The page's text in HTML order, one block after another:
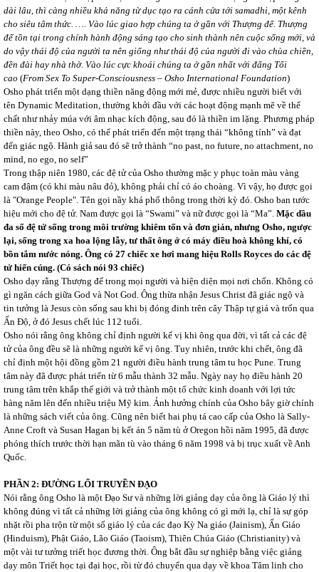
dài lâu, thì càng nhiều khả năng từ dục tạo ra cánh cửa tới samadhi, một kênh
cho siêu tâm thức. …. Vào lúc giao hợp chúng ta ở gần với Thượng đế. Thượng
đế tồn tại trong chính hành động sáng tạo cho sinh thành nên cuộc sống mới, và
do vậy thái độ của người ta nên giống như thái độ của người đi vào chùa chiền,
đền đài hay nhà thờ. Vào lúc cực khoái chúng ta ở gần nhất với đấng Tối
cao (From Sex To Super-Consciousness – Osho International Foundation)
Osho phát triển một dạng thiền năng động mới mẻ, được nhiều người biết với
tên Dynamic Meditation, thường khởi đầu với các hoạt động mạnh mẽ về thể
chất như nhảy múa với âm nhạc kích động, sau đó là thiền im lặng. Phương pháp
thiền này, theo Osho, có thể phát triển đến một trạng thái “không tính” và đạt
đến giác ngộ. Hành giả sau đó sẽ trở thành “no past, no future, no attachment, no
mind, no ego, no self”
Trong thập niên 1980, các đệ tử của Osho thường mặc y phục toàn màu vàng
cam đậm (có khi màu nâu đỏ), không phải chỉ có áo choàng. Vì vậy, họ được gọi
là "Orange People". Tên gọi nầy khá phổ thông trong thời kỳ đó. Osho ban tước
hiệu mới cho đệ tử. Nam được gọi là “Swami” và nữ được gọi là “Ma”. Mặc dầu
đa số đệ tử sống trong môi trường khiêm tốn và đơn giản, nhưng Osho, ngược
lại, sống trong xa hoa lộng lẫy, tư thất ông ở có máy điều hoà không khí, có
bồn tắm nước nóng. Ông có 27 chiếc xe hơi mang hiệu Rolls Royces do các đệ
tử hiến cúng. (Có sách nói 93 chiếc)
Osho dạy rằng Thượng đế trong mọi người và hiện diện mọi nơi chốn. Không có
gì ngăn cách giữa God và Not God. Ông thừa nhận Jesus Christ đã giác ngộ và
tin tưởng là Jesus còn sống sau khi bị đóng đinh trên cây Thập tự giá và trốn qua
Ấn Độ, ở đó Jesus chết lúc 112 tuổi.
Osho nói rằng ông không chỉ định người kế vị khi ông qua đời, vì tất cả các đệ
tử của ông đều sẽ là những người kế vị ông. Tuy nhiên, trước khi chết, ông đã
chỉ định một hội đồng gồm 21 người điều hành trung tâm tu học Pune. Trung
tâm này đã được phát triển từ 6 mẫu thành 32 mẫu. Ngày nay họ điều hành 20
trung tâm trên khắp thế giới và trở thành một tổ chức kinh doanh với lợi tức
hàng năm lên đến nhiều triệu Mỹ kim. Ảnh hưởng chính của Osho bây giờ chính
là những sách viết của ông. Cũng nên biết hai phụ tá cao cấp của Osho là Sally-
Anne Croft và Susan Hagan bị kết án 5 năm tù ở Oregon hồi năm 1995, đã được
phóng thích trước thời hạn mãn tù vào tháng 6 năm 1998 và bị trục xuất về Anh
Quốc.
PHẦN 2: ĐƯỜNG LỐI TRUYỀN ĐẠO
Nói rằng ông Osho là một Đạo Sư và những lời giảng dạy của ông là Giáo lý thì
không đúng vì tất cả những lời giảng của ông không có gì mới lạ, chỉ là sự góp
nhặt rồi pha trộn từ một số giáo lý của các đạo Kỳ Na giáo (Jainism), Ấn Giáo
(Hinduism), Phật Giáo, Lão Giáo (Taoism), Thiên Chúa Giáo (Christianity) và
một vài tư tưởng triết học đương thời. Ông bắt đầu sự nghiệp bằng việc giảng
dạy môn Triết học tại đại học, rồi từ đó chuyển qua dạy về khoa Tâm linh cho